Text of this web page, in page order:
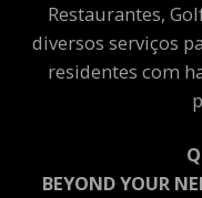
Restaurantes,
diversos serviços
residentes com
BEYOND YOUR